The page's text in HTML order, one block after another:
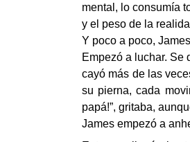
mental, lo consumía
y el peso de la
Y poco a poco,
Empezó a luchar. Se
cayó más de las
su pierna, cada
papá!”, gritaba,
James empezó a